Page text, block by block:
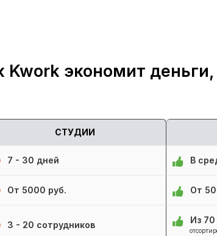
Kwork экономит
СТУДИИ
7 - 30 дней В
От 5000 руб. От
3 - 20 сотрудников Из